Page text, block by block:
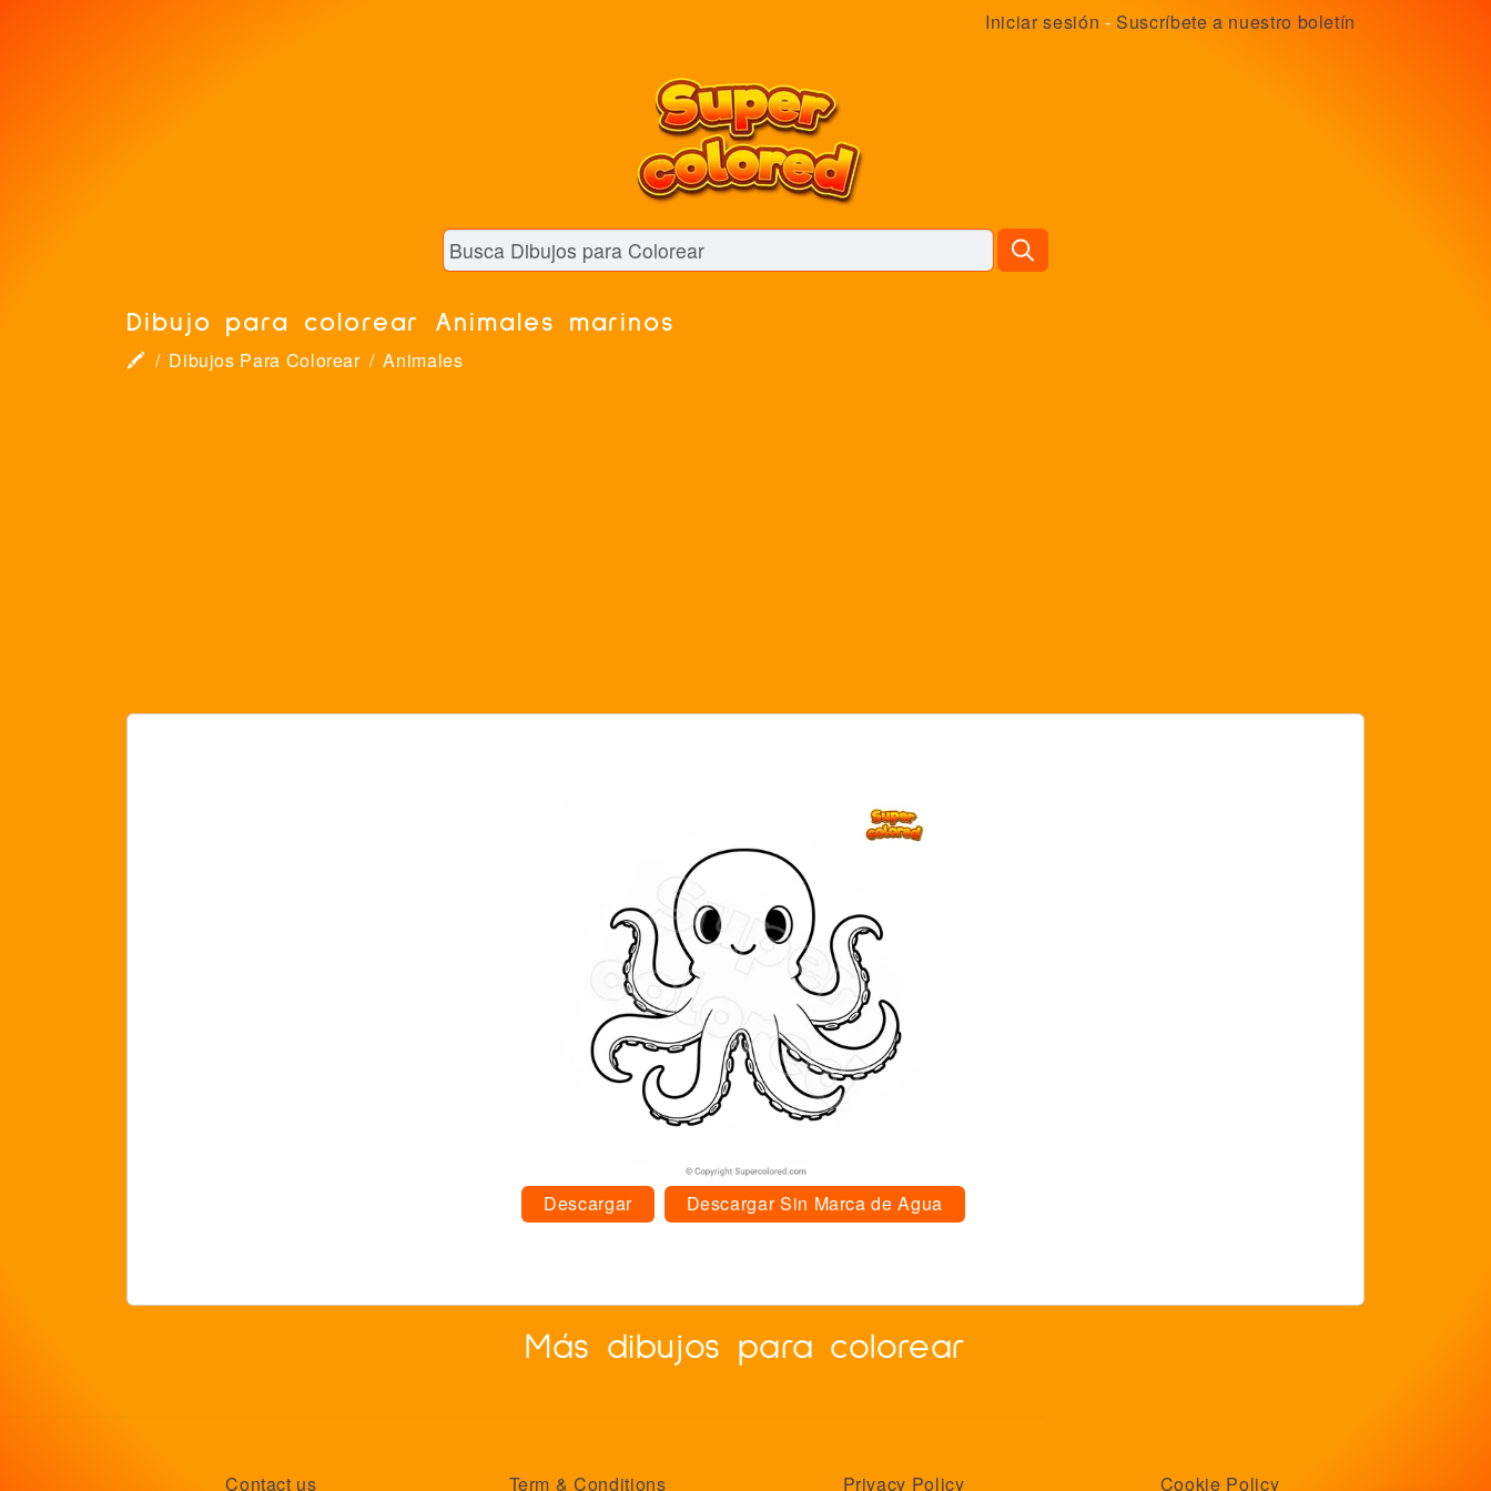
Iniciar sesión -Suscríbete a nuestro boletín
Dibujo para colorear Animales marinos
🖍 Dibujos Para Colorear Animales
Descargar Descargar Sin Marca de Agua
Más dibujos para colorear
Contact us Term & Conditions Privacy Policy Cookie Policy